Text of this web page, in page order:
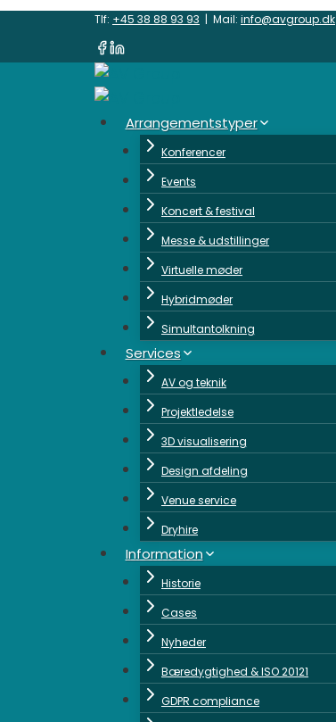
Fortsæt
indhold
Tlf: +45 38 88 93 93 | Mail: info@avgroup.dk
Arrangementstyper
Konferencer
Events
Koncert & festival
Messe & udstillinger
Virtuelle møder
Hybridmøder
Simultantolkning
Services
AV og teknik
Projektledelse
3D visualisering
Design afdeling
Venue service
Dryhire
Information
Historie
Cases
Nyheder
Bæredygtighed & ISO 20121
GDPR compliance